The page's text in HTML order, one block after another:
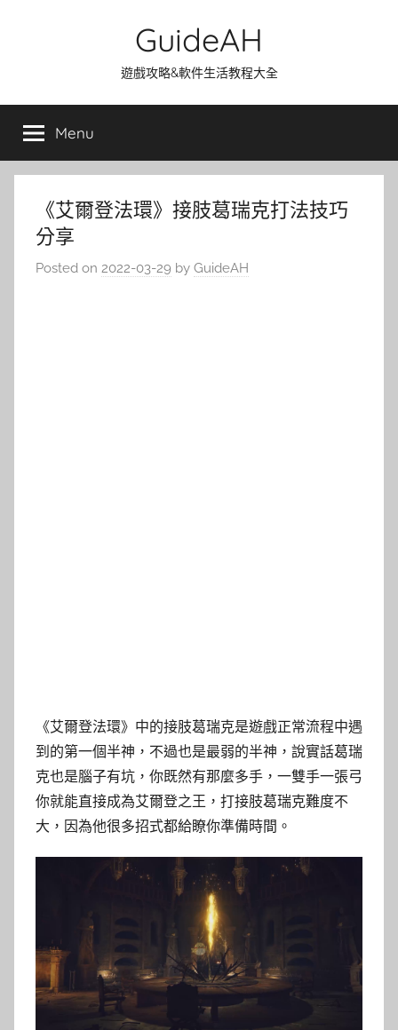
GuideAH
遊戲攻略&軟件生活教程大全
Menu
《艾爾登法環》接肢葛瑞克打法技巧
分享
Posted on 2022-03-29 by GuideAH
《艾爾登法環》中的接肢葛瑞克是遊戲正常流程中遇
到的第一個半神，不過也是最弱的半神，說實話葛瑞
克也是腦子有坑，你既然有那麼多手，一雙手一張弓
你就能直接成為艾爾登之王，打接肢葛瑞克難度不
大，因為他很多招式都給瞭你準備時間。